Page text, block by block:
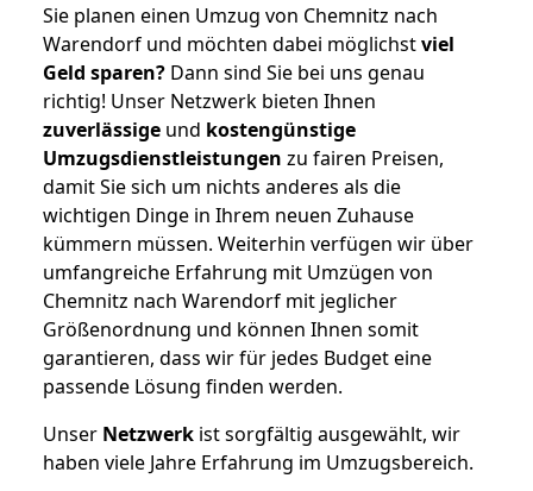
Sie planen einen Umzug von Chemnitz nach
Warendorf und möchten dabei möglichstviel
Geld sparen? Dann sind Sie bei uns genau
richtig! Unser Netzwerk bieten Ihnen
zuverlässige und kostengünstige
Umzugsdienstleistungen zu fairen Preisen,
damit Sie sich um nichts anderes als die
wichtigen Dinge in Ihrem neuen Zuhause
kümmern müssen. Weiterhin verfügen wir über
umfangreiche Erfahrung mit Umzügen von
Chemnitz nach Warendorf mit jeglicher
Größenordnung und können Ihnen somit
garantieren, dass wir für jedes Budget eine
passende Lösung finden werden.
Unser Netzwerk ist sorgfältig ausgewählt, wir
haben viele Jahre Erfahrung im Umzugsbereich.